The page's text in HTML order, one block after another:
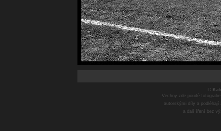
©
Vechny zde pouité
autorskými díly a podléhají
a dalí íření bez